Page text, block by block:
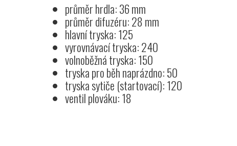
průměr hrdla: 36 mm
průměr difuzéru: 28 mm
hlavní tryska: 125
vyrovnávací tryska: 240
volnoběžná tryska: 150
tryska pro běh naprázdno: 50
tryska sytiče (startovací): 120
ventil plováku: 18